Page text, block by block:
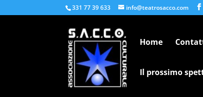
331 77 39 633 info@teatrosacco.com
Home
Il prossimo